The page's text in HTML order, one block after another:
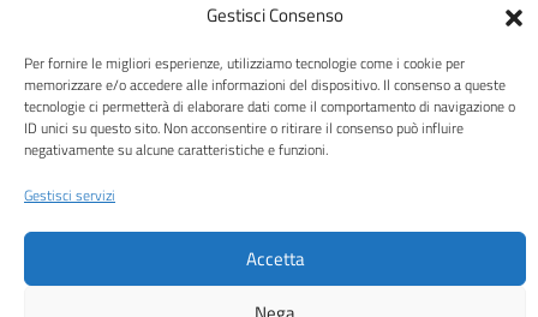
Gestisci Consenso
Per fornire le migliori esperienze, utilizziamo tecnologie come i cookie per
memorizzare e/o accedere alle informazioni del dispositivo. Il consenso a queste
tecnologie ci permetterà di elaborare dati come il comportamento di navigazione o
ID unici su questo sito. Non acconsentire o ritirare il consenso può influire
negativamente su alcune caratteristiche e funzioni.
Gestisci servizi
Accetta
SEGUICI SU
Facebook
Attuazione Misure PNRR
Piano di miglioramento del sito